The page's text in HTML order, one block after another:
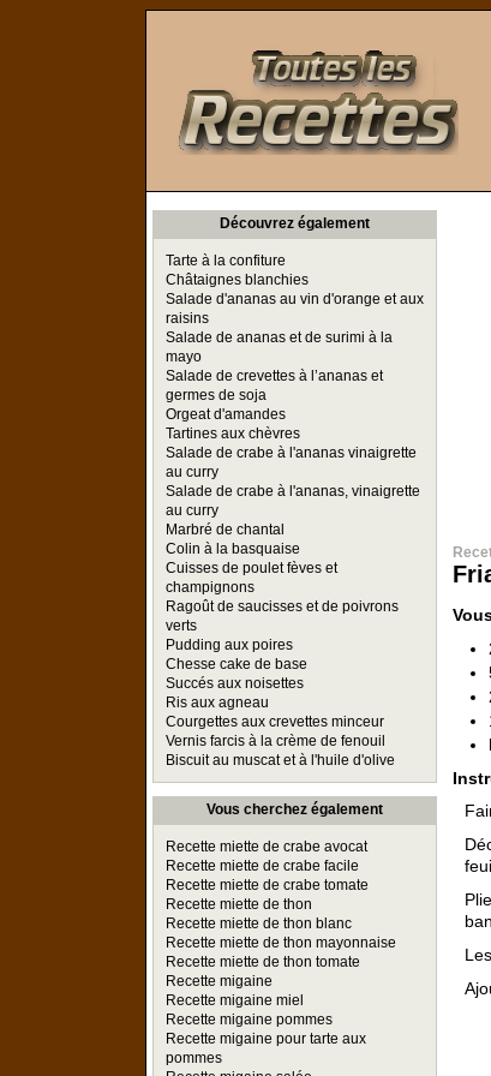
Découvrez également
Tarte à la confiture
Châtaignes blanchies
Salade d'ananas au vin d'orange et aux
raisins
Salade de ananas et de surimi à la
mayo
Salade de crevettes à l’ananas et
germes de soja
Orgeat d'amandes
Tartines aux chèvres
Salade de crabe à l'ananas vinaigrette
au curry
Salade de crabe à l'ananas, vinaigrette
au curry
Marbré de chantal
Colin à la basquaise
Cuisses de poulet fèves et
champignons
Ragoût de saucisses et de poivrons
verts
Pudding aux poires
Chesse cake de base
Succés aux noisettes
Ris aux agneau
Courgettes aux crevettes minceur
Vernis farcis à la crème de fenouil
Biscuit au muscat et à l'huile d'olive
Vous cherchez également
Recette miette de crabe avocat
Recette miette de crabe facile
Recette miette de crabe tomate
Recette miette de thon
Recette miette de thon blanc
Recette miette de thon mayonnaise
Recette miette de thon tomate
Recette migaine
Recette migaine miel
Recette migaine pommes
Recette migaine pour tarte aux
pommes